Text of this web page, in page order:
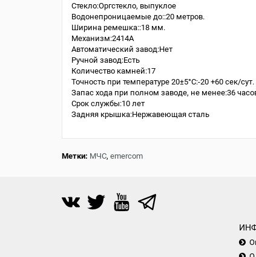
Стекло:Оргстекло, выпуклое
Водонепроницаемые до::20 метров.
Ширина ремешка::18 мм.
Механизм:2414A
Автоматический завод:Нет
Ручной завод:Есть
Количество камней:17
Точность при температуре 20±5°С:-20 +60 сек/сут.
Запас хода при полном заводе, не менее:36
Срок службы:10 лет
Задняя крышка:Нержавеющая сталь
Метки: МЧС, emercom